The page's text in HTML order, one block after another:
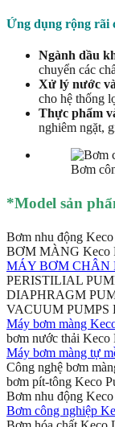
Ứng dụng rộng rãi
Ngành dầu
chuyển các
Xử lý nước
cho hệ thống
Thực phẩm
nghiêm ngặt,
Bơm
*Model sản
Bơm nhu động
BƠM MÀNG Keco
MÁY BƠM CHÂN
PERISTILIAL
DIAPHRAGM
VACUUM PUMPS
Máy bơm màng
bơm nước thải Keco
Máy bơm màng tự
Công nghệ bơm
bơm pít-tông Keco
Bơm nhu động
Bơm công nghiệp